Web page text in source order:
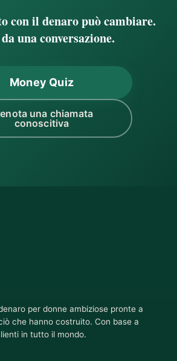
con il denaro può cambiare.
una conversazione.
Money Quiz
una chiamata
conoscitiva
per donne ambiziose pronte a
che hanno costruito. Con base a
in tutto il mondo.